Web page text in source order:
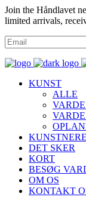
Join the Håndlavet
limited arrivals,
KUNST
ALLE
KUNSTNERE
DET SKER
KORT
BESØG
OM OS
KONTAKT